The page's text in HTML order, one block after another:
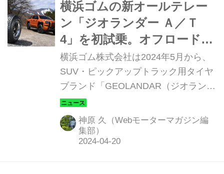
横浜ゴムの新オールテレー
ン「ジオランダー Ａ／Ｔ
4」を初試乗。オフロード志
向のイケメンぶりとオール
シーズンの快適・安心を極
めた才色兼備クンだった
横浜ゴム株式会社は2024年5月から、
SUV・ピックアップトラック用タイヤ
ブランド「GEOLANDAR（ジオランダ
ー）」の新商品「GEOLANDAR
A/T4（ジオランダー・エイティフォ
ー）」を全世界で販売開始。新しいス
タンダードオールテレーンとして、見
神原 久（Webモーターマガジン編
集部）